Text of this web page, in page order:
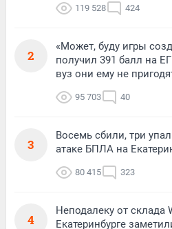
119 528 424
2
«Может, буду игры
получил 391 балл на
вуз они ему не
95 703 40
3
Восемь сбили, три
атаке БПЛА на
80 415 323
4
Неподалеку от склада
Екатеринбурге